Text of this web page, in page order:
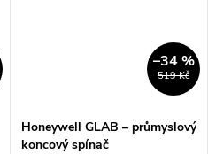
519 Kč
–34 %
Honeywell GLAB – průmyslový
koncový spínač